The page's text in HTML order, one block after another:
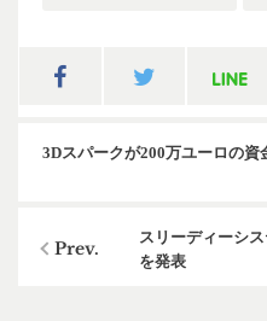
3Dスパークが200万ユーロの資
スリーディーシ
を発表